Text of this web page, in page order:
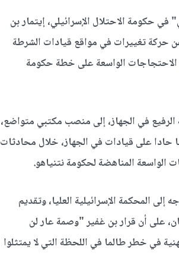
حكومة الاحتلال الإسرائيلي، إيتمار بن
حركة تغييرات في مواقع قيادات الشرطة
الواسعة على خطة حكومة
في الجهاز، إلى منصب مكتبي متواضع،
حادا على قيادات في الجهاز، خلال محادثات
الواسعة المناهضة لحكومة نتنياهو.
المحكمة الإسرائيلية العليا، وتقديم
على أن قرار بن غفير "وصمة عار لن
في خطر طالما في اللحظة التي لا يمتثلوا